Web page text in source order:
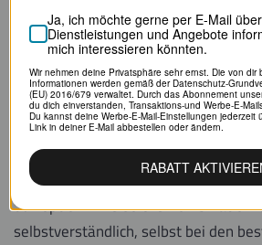
Der Discounter Aldi ist bekannt für
gute Preise ohne Schnörkel zu
nicht anders. Klasse ist die
Gelegenheitsnutzer: Du kannst sogar
Highspeed-LTE buchen, wenn du
unbedingt ergänzend Internet
telefonierst du auf Wunsch günstig
Surfoption. Eine solche Kombination
selbstverständlich, selbst bei den
Ja, ich möchte gerne per E-Mail
Dienstleistungen und Angebote
mich interessieren könnten.
Wir nehmen deine Privatsphäre sehr ernst. Die von dir
Informationen werden gemäß der Datenschutz-
(EU) 2016/679 verwaltet. Durch das Abonnement
du dich einverstanden, Transaktions-und Werbe-E-
Du kannst deine Werbe-E-Mail-Einstellungen jederzeit
Link in deiner E-Mail abbestellen oder ändern.
RABATT